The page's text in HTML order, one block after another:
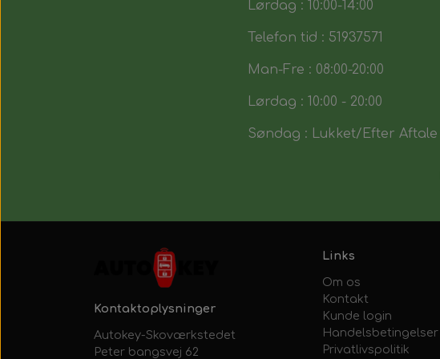
Lørdag : 10:00-14:00
Telefon tid : 51937571
Man-Fre : 08:00-20:00
Lørdag : 10:00 - 20:00
Søndag : Lukket/Efter Aftale
Kontaktoplysninger
Autokey-Skoværkstedet
Peter bangsvej 62
Links
Om os
Kontakt
Kunde login
Handelsbetingelser
Privatlivspolitik